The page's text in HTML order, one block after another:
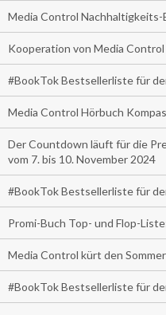
Media Control
Kooperation von Media
#BookTok Bestsellerliste für
Media Control Hörbuch
Der Countdown läuft für die
vom 7. bis 10. November 2024
#BookTok Bestsellerliste für
Promi-Buch Top- und Flop-
Media Control kürt den
#BookTok Bestsellerliste für